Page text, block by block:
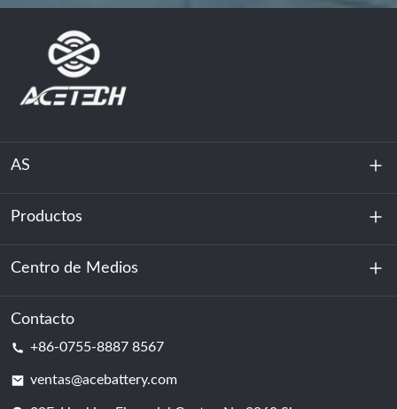
AS
Sobre nosotros
Sostenibilidad
Productos
Almacenamiento de energía
Centro de datos y sala de servidores
Centro de Medios
Noticias
Contacto
+86-0755-8887 8567
ventas@acebattery.com